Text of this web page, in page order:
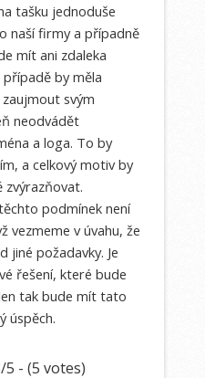
tašku jednoduše
naší firmy a případně
mít ani zdaleka
případě by měla
svým
neodvádět
a loga. To by
a celkový motiv by
zvýrazňovat.
podmínek není
vezmeme v úvahu, že
jiné požadavky. Je
řešení, které bude
tak bude mít tato
úspěch.
5 - (5 votes)